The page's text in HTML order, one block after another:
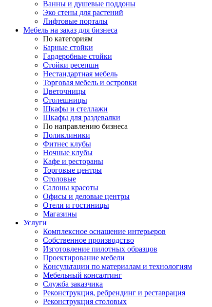
Ванны и душевые поддоны
Эко стены для растений
Лифтовые порталы
Мебель на заказ для бизнеса
По категориям
Барные стойки
Гардеробные стойки
Стойки ресепшн
Нестандартная мебель
Торговая мебель и островки
Цветочницы
Столешницы
Шкафы и стеллажи
Шкафы для раздевалки
По направлению бизнеса
Поликлиники
Фитнес клубы
Ночные клубы
Кафе и рестораны
Торговые центры
Столовые
Салоны красоты
Офисы и деловые центры
Отели и гостиницы
Магазины
Услуги
Комплексное оснащение интерьеров
Собственное производство
Изготовление пилотных образцов
Проектирование мебели
Консультации по материалам и технологиям
Мебельный консалтинг
Служба заказчика
Реконструкция, ребрендинг и реставрация
Реконструкция столовых